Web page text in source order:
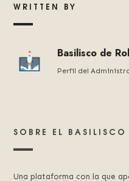
WRITTEN BY
Basilisco de
Perfil del
SOBRE EL BASILISCO
Una plataforma con la que